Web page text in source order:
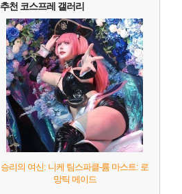
추천 코스프레 갤러리
승리의 여신: 니케 팀스파클-륨 마스트: 로
망틱 메이드